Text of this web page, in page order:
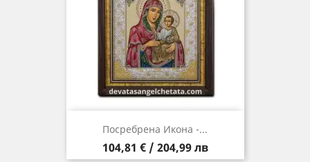
Посребрена Икона -...
Цена
104,81 € / 204,99 лв